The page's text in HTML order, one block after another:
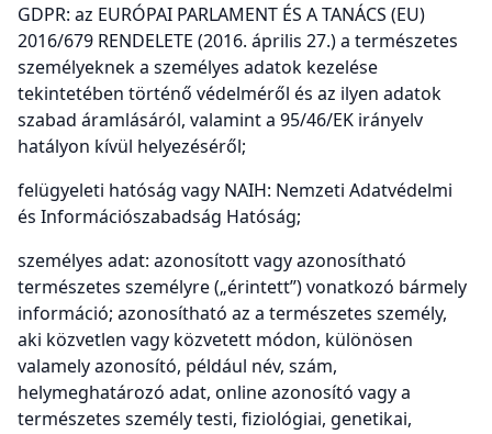
GDPR: az EURÓPAI PARLAMENT ÉS A TANÁCS (EU)
2016/679 RENDELETE (2016. április 27.) a természetes
személyeknek a személyes adatok kezelése
tekintetében történő védelméről és az ilyen adatok
szabad áramlásáról, valamint a 95/46/EK irányelv
hatályon kívül helyezéséről;
felügyeleti hatóság vagy NAIH: Nemzeti Adatvédelmi
és Információszabadság Hatóság;
személyes adat: azonosított vagy azonosítható
természetes személyre („érintett”) vonatkozó bármely
információ; azonosítható az a természetes személy,
aki közvetlen vagy közvetett módon, különösen
valamely azonosító, például név, szám,
helymeghatározó adat, online azonosító vagy a
természetes személy testi, fiziológiai, genetikai,